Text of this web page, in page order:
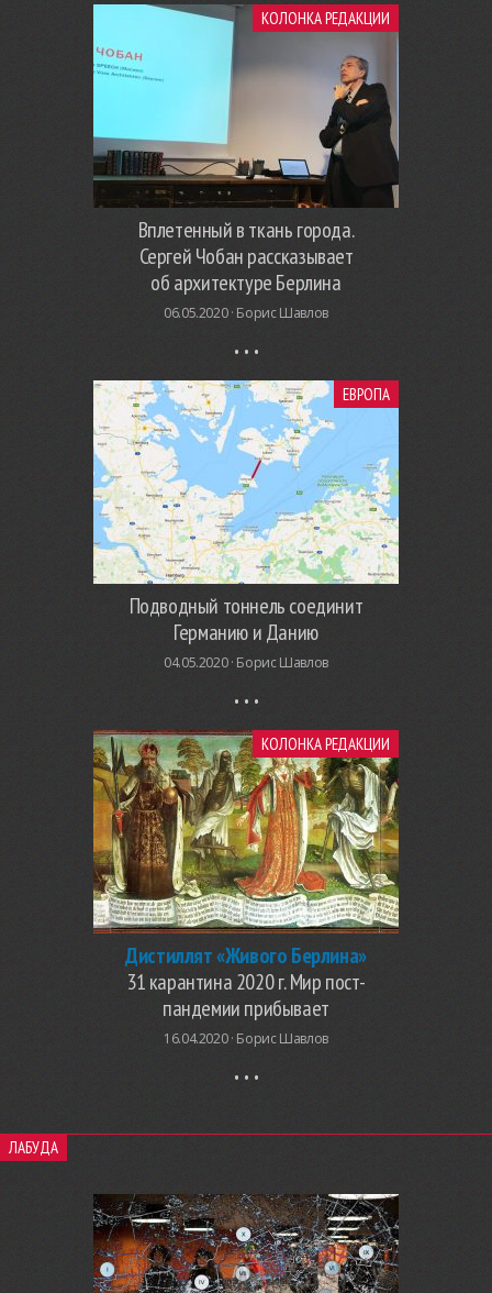
КОЛОНКА РЕДАКЦИИ
Вплетенный в ткань города.
Сергей Чобан рассказывает
об архитектуре Берлина
06.05.2020 · Борис Шавлов
ЕВРОПА
Подводный тоннель соединит
Германию и Данию
04.05.2020 · Борис Шавлов
КОЛОНКА РЕДАКЦИИ
Дистиллят «Живого Берлина»
31 карантина 2020 г. Мир пост-
пандемии прибывает
16.04.2020 · Борис Шавлов
ЛАБУДА